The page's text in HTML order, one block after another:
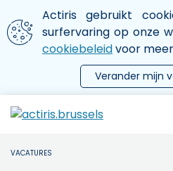
Aller au contenu principal
We gebruiken cookies
Actiris gebruikt
surfervaring op onze
cookiebeleidvoor
Verander mijn
le menu
VACATURES